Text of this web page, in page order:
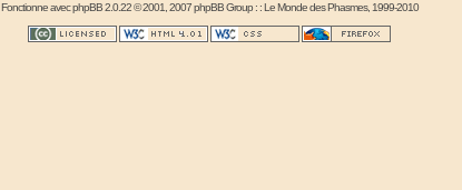
Fonctionne avecphpBB2.0.22 © 2001, 2007 phpBB Group : :Le Monde des Phasmes, 1999-2010